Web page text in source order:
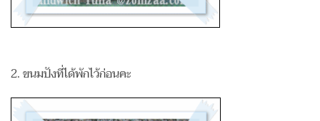
2. ขนมปังที่ได้พักไว้ก่อนคะ